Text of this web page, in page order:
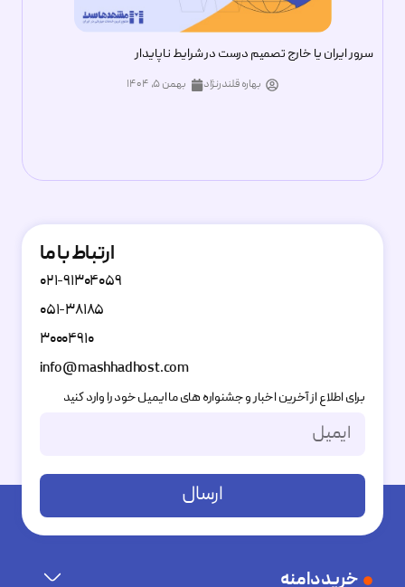
سرور ایران یا خارج تصمیم درست در شرایط ناپایدار
بهاره قلندرنژاد بهمن ۵, ۱۴۰۴
ارتباط با ما
۰۲۱-۹۱۳۰۴۰۵۹
۰۵۱-۳۸۱۸۵
۳۰۰۰۴۹۱۰
info@mashhadhost.com
برای اطلاع از آخرین اخبار و جشنواره های ما ایمیل خود را وارد کنید
ارسال
خرید دامنه